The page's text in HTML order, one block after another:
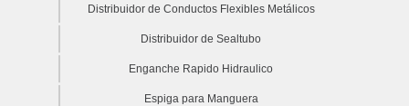
Distribuidor de Conductos Flexibles Metálicos
Distribuidor de Sealtubo
Enganche Rapido Hidraulico
Espiga para Manguera